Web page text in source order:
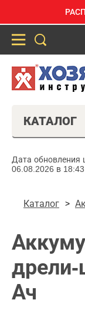
КАТАЛОГ
Дата обновления
06.08.2026 в 18:43
Каталог
Ач